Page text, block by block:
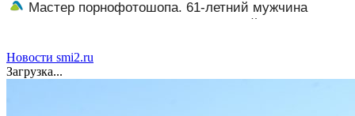
Мастер порнофотошопа. 61-летний мужчина
смастерил порнооткрытку и в итоге пойдёт под суд
Новости smi2.ru
Загрузка...